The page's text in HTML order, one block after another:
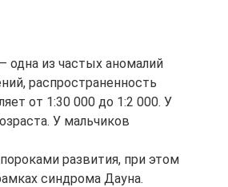
одна из частых аномалий
распространенность
от 1:30 000 до 1:2 000. У
У мальчиков
развития, при этом
синдрома Дауна.